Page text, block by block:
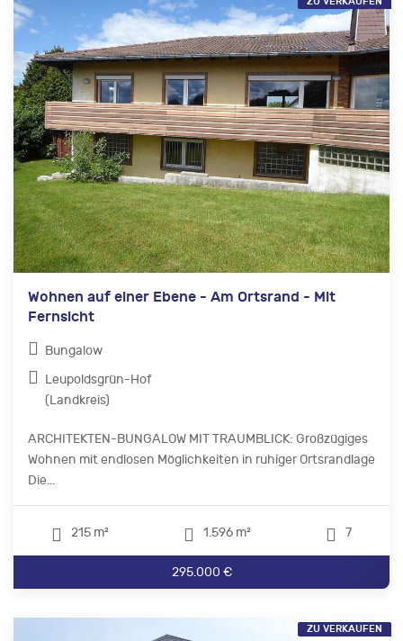
Wohnen auf einer Ebene - Am Ortsrand - Mit
Fernsicht
Bungalow
Leupoldsgrün-Hof
(Landkreis)
ARCHITEKTEN-BUNGALOW MIT TRAUMBLICK: Großzügiges
Wohnen mit endlosen Möglichkeiten in ruhiger Ortsrandlage
Die...
215 m² 1.596 m² 7
295.000 €
ZU VERKAUFEN